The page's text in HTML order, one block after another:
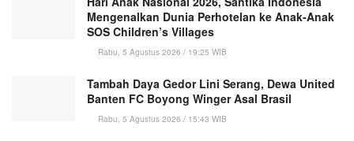
Mengenalkan Dunia Perhotelan ke Anak-Anak
SOS Children’s Villages
Rabu, 5 Agustus 2026 / 19:25 WIB
Tambah Daya Gedor Lini Serang, Dewa United
Banten FC Boyong Winger Asal Brasil
Rabu, 5 Agustus 2026 / 15:43 WIB